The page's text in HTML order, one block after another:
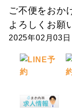
ご不便をおか
よろしくお願
2025年02月03日